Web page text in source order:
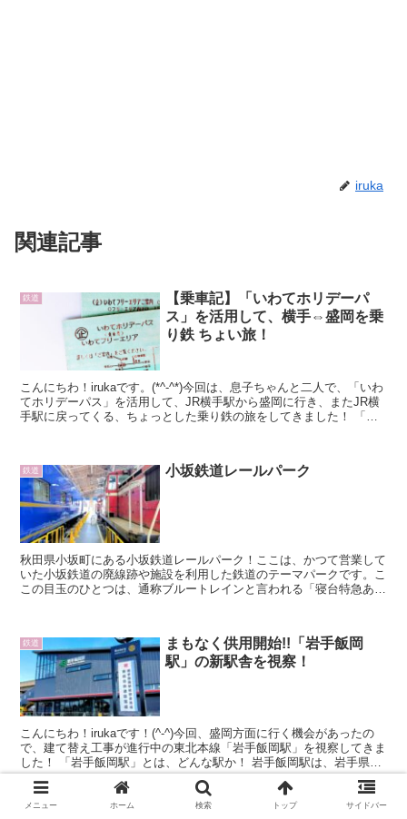
iruka
関連記事
鉄道
【乗車記】「いわてホリデーパ
ス」を活用して、横手⇔盛岡を乗
り鉄 ちょい旅！
こんにちわ！irukaです。(*^-^*)今回は、息子ちゃんと二人で、「いわ
てホリデーパス」を活用して、JR横手駅から盛岡に行き、またJR横
手駅に戻ってくる、ちょっとした乗り鉄の旅をしてきました！ 「い
鉄道 小坂鉄道レールパーク
秋田県小坂町にある小坂鉄道レールパーク！ここは、かつて営業して
いた小坂鉄道の廃線跡や施設を利用した鉄道のテーマパークです。こ
この目玉のひとつは、通称ブルートレインと言われる「寝台特急あけ
鉄道
まもなく供用開始!!「岩手飯岡
駅」の新駅舎を視察！
こんにちわ！irukaです！(^-^)今回、盛岡方面に行く機会があったの
で、建て替え工事が進行中の東北本線「岩手飯岡駅」を視察してきま
した！ 「岩手飯岡駅」とは、どんな駅か！ 岩手飯岡駅は、岩手県盛
岡市にある東北本線の駅です。盛岡駅から北上...
メニュー ホーム 検索 トップ サイドバー